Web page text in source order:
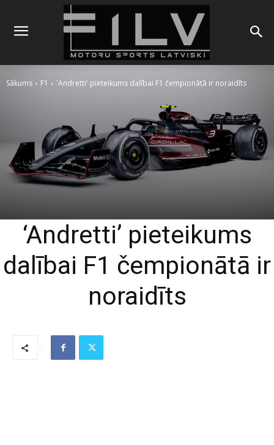
Sākums F1 'Andretti' pieteikums dalībai F1 čempionātā ir noraidīts
‘Andretti’ pieteikums
dalībai F1 čempionātā ir
noraidīts